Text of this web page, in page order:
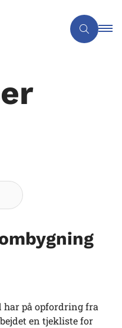
har på opfordring fra
en tjekliste for